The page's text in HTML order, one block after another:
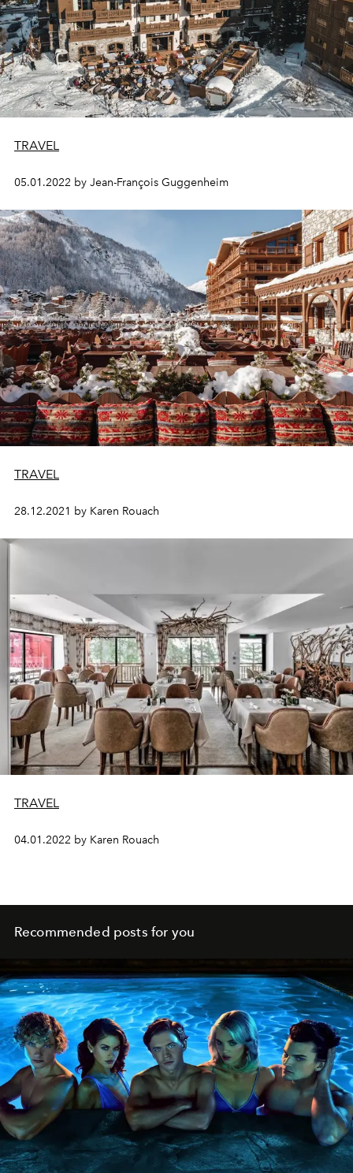
TRAVEL
05.01.2022 by Jean-François Guggenheim
TRAVEL
28.12.2021 by Karen Rouach
TRAVEL
04.01.2022 by Karen Rouach
Recommended posts for you